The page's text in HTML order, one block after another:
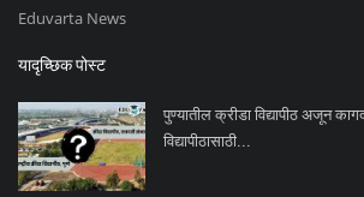
Eduvarta News
यादृच्छिक पोस्ट
पुण्यातील क्रीडा विद्यापीठ अजून
विद्यापीठासाठी...